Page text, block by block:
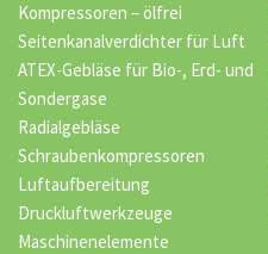
Kompressoren – ölfrei
Seitenkanalverdichter für Luft
ATEX-Gebläse für Bio-, Erd- und
Sondergase
Radialgebläse
Schraubenkompressoren
Luftaufbereitung
Druckluftwerkzeuge
Maschinenelemente